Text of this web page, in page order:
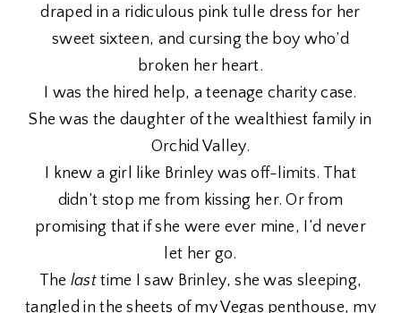
draped in a ridiculous pink tulle dress for her
sweet sixteen, and cursing the boy who’d
broken her heart.
I was the hired help, a teenage charity case.
She was the daughter of the wealthiest family in
Orchid Valley.
I knew a girl like Brinley was off-limits. That
didn’t stop me from kissing her. Or from
promising that if she were ever mine, I’d never
let her go.
The lasttime I saw Brinley, she was sleeping,
tangled in the sheets of my Vegas penthouse, my